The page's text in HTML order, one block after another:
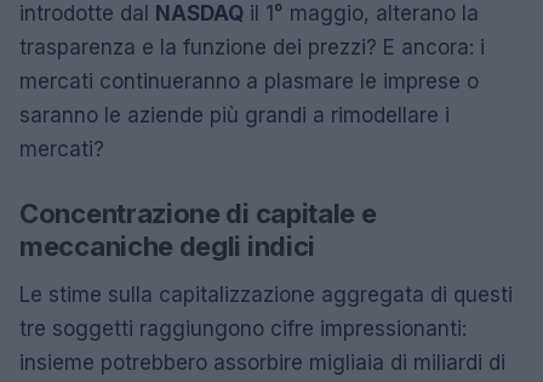
introdotte dal
NASDAQ il 1° maggio, alterano la
trasparenza e la funzione dei prezzi? E ancora: i
mercati continueranno a plasmare le imprese o
saranno le aziende più grandi a rimodellare i
mercati?
Concentrazione di capitale e
meccaniche degli indici
Le stime sulla capitalizzazione aggregata di questi
tre soggetti raggiungono cifre impressionanti:
insieme potrebbero assorbire migliaia di miliardi di